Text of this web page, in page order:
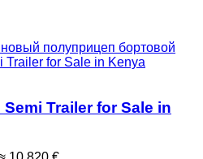
новый полуприцеп бортовой
Trailer for Sale in Kenya
Trailer for Sale in